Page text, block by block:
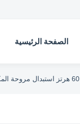
الصفحة الرئيسية
60 هرتز استبدال مروحة المكثف موتور لتكييف الهواء 1/2 حصان ثلاثة سرعة